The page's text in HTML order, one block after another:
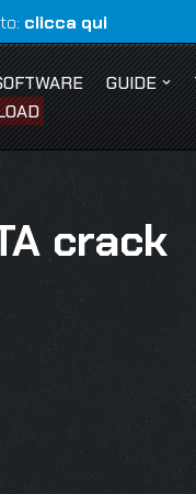
clicca qui
GUIDE
crack